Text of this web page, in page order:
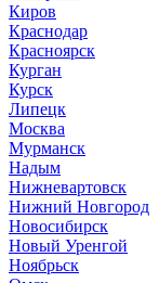
Киров
Краснодар
Красноярск
Курган
Курск
Липецк
Москва
Мурманск
Надым
Нижневартовск
Нижний Новгород
Новосибирск
Новый Уренгой
Ноябрьск